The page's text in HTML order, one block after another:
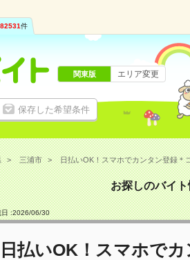
82531件
保存した希望条件
関東版 エリア変更
三浦市 日払いOK！スマホでカンタン登録＊
お探しのバイ
日 :2026/06/30
日払いOK！スマホで